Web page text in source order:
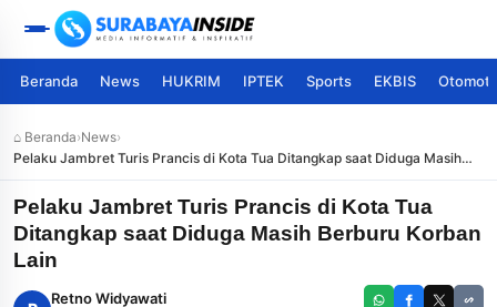
Beranda News HUKRIM IPTEK Sports EKBIS
⌂ Beranda›News›
Pelaku Jambret Turis Prancis di Kota Tua Ditangkap saat Diduga Masih
Berburu Korban Lain
Pelaku Jambret Turis Prancis di Kota Tua
Ditangkap saat Diduga Masih Berburu Korban
Lain
Retno Widyawati